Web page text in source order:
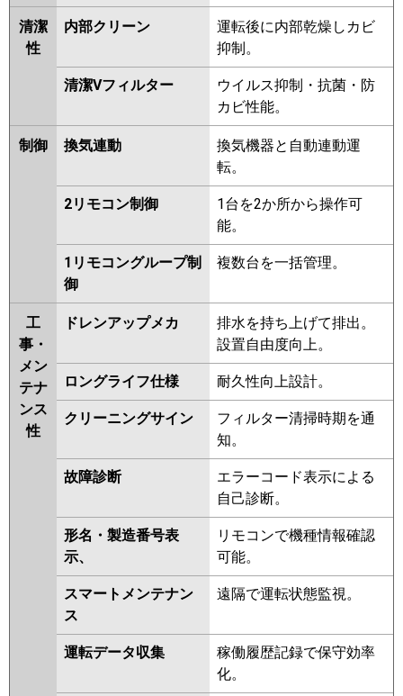
清潔
性
内部クリーン
運転後に内部乾燥しカビ
抑制。
清潔Vフィルター
ウイルス抑制・抗菌・防
カビ性能。
制御 換気連動
換気機器と自動連動運
転。
2リモコン制御
1台を2か所から操作可
能。
1リモコングループ制
御
複数台を一括管理。
工
事・
メン
テナ
ンス
性
ドレンアップメカ
排水を持ち上げて排出。
設置自由度向上。
ロングライフ仕様 耐久性向上設計。
クリーニングサイン
フィルター清掃時期を通
知。
故障診断
エラーコード表示による
自己診断。
形名・製造番号表
示、
リモコンで機種情報確認
可能。
スマートメンテナン
ス
遠隔で運転状態監視。
運転データ収集
稼働履歴記録で保守効率
化。